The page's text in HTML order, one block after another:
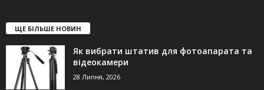
ЩЕ БІЛЬШЕ НОВИН
Як вибрати штатив для фотоапарата та
відеокамери
28 Липня, 2026